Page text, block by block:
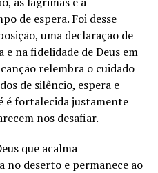
de espera. Foi desse
uma declaração de
na fidelidade de Deus em
relembra o cuidado
de silêncio, espera e
é fortalecida justamente
nos desafiar.
que acalma
no deserto e permanece ao